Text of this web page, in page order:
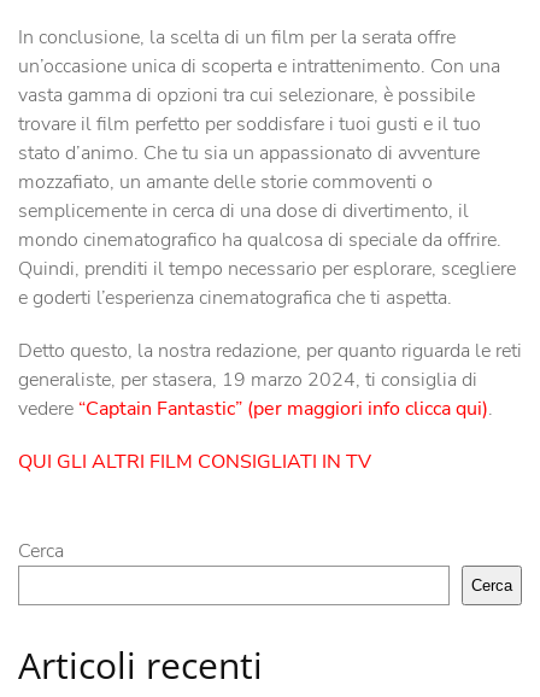
In conclusione, la scelta di un film per la serata offre
un’occasione unica di scoperta e intrattenimento. Con una
vasta gamma di opzioni tra cui selezionare, è possibile
trovare il film perfetto per soddisfare i tuoi gusti e il tuo
stato d’animo. Che tu sia un appassionato di avventure
mozzafiato, un amante delle storie commoventi o
semplicemente in cerca di una dose di divertimento, il
mondo cinematografico ha qualcosa di speciale da offrire.
Quindi, prenditi il tempo necessario per esplorare, scegliere
e goderti l’esperienza cinematografica che ti aspetta.
Detto questo, la nostra redazione, per quanto riguarda le reti
generaliste, per stasera, 19 marzo 2024, ti consiglia di
vedere “Captain Fantastic” (per maggiori info clicca qui).
QUI GLI ALTRI FILM CONSIGLIATI IN TV
Cerca
Cerca
Articoli recenti